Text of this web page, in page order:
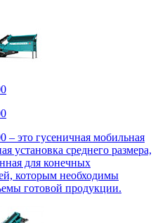
– это гусеничная мобильная
установка среднего размера,
для конечных
которым необходимы
готовой продукции.